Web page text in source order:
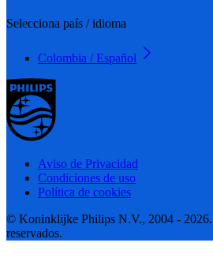
Selecciona país / idioma
Colombia / Español
Aviso de Privacidad
Condiciones de uso
Política de cookies
© Koninklijke Philips N.V., 2004 - 2026.
reservados.